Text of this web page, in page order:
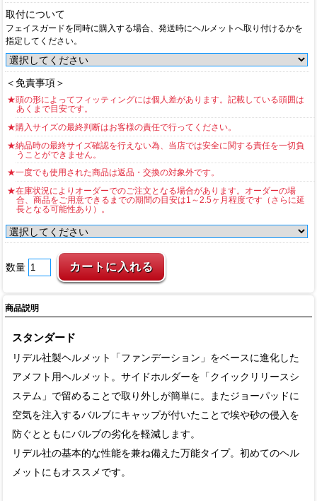
取付について
フェイスガードを同時に購入する場合、発送時にヘルメットへ取り付けるかを
指定してください。
＜免責事項＞
★頭の形によってフィッティングには個人差があります。記載している頭囲は
あくまで目安です。
★購入サイズの最終判断はお客様の責任で行ってください。
★納品時の最終サイズ確認を行えない為、当店では安全に関する責任を一切負
うことができません。
★一度でも使用された商品は返品・交換の対象外です。
★在庫状況によりオーダーでのご注文となる場合があります。オーダーの場
合、商品をご用意できるまでの期間の目安は1～2.5ヶ月程度です（さらに延
長となる可能性あり）。
数量
商品説明
スタンダード
リデル社製ヘルメット「ファンデーション」をベースに進化した
アメフト用ヘルメット。サイドホルダーを「クイックリリースシ
ステム」で留めることで取り外しが簡単に。またジョーパッドに
空気を注入するバルブにキャップが付いたことで埃や砂の侵入を
防ぐとともにバルブの劣化を軽減します。
リデル社の基本的な性能を兼ね備えた万能タイプ。初めてのヘル
メットにもオススメです。